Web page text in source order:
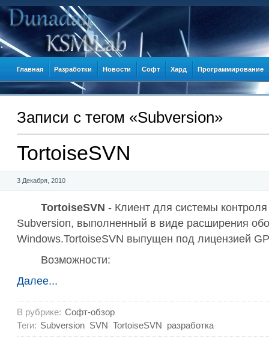
Главная Разработки Новости Софт Хард Программирование
Записи c тегом «Subversion»
TortoiseSVN
3 Декабря, 2010
TortoiseSVN - Клиент для системы
Subversion, выполненный в виде расширения
Windows.TortoiseSVN выпущен под лицензией
Возможности:
Далее...
В рубрике: Софт-обзор
Теги: Subversion SVN TortoiseSVN разработка